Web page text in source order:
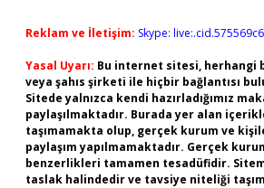
Reklam ve İletişim: Skype:
Yasal Uyarı: Bu internet sitesi, herhangi
veya şahıs şirketi ile hiçbir bağlantısı
Sitede yalnızca kendi hazırladığımız
paylaşılmaktadır. Burada yer alan
taşımamakta olup, gerçek kurum ve
paylaşım yapılmamaktadır. Gerçek
benzerlikleri tamamen tesadüfidir.
taslak halindedir ve tavsiye niteliği